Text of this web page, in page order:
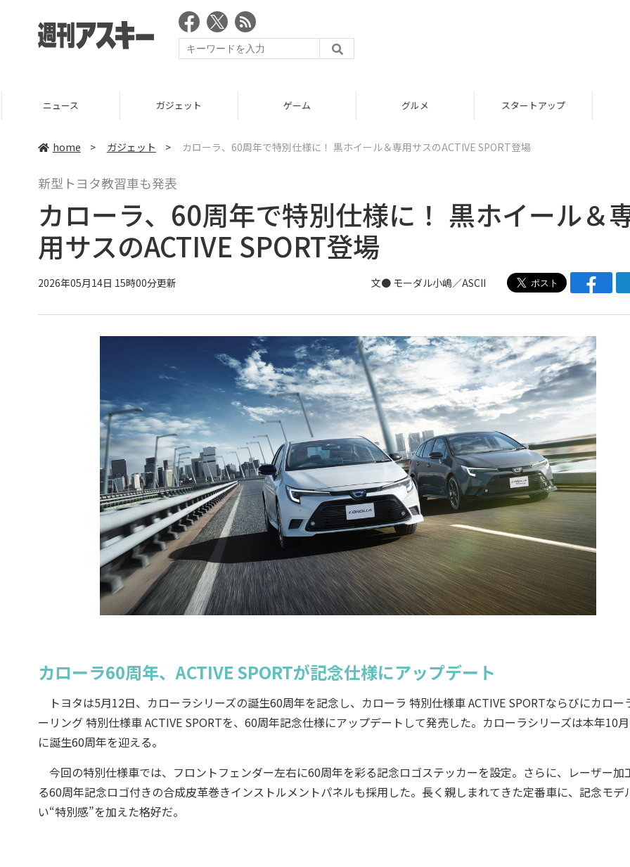
ニュース ガジェット ゲーム グルメ スタートアップ
home > ガジェット > カローラ、60周年で特別仕様に！ 黒ホイール＆専用サスのACTIVE SPORT登場
新型トヨタ教習車も発表
カローラ、60周年で特別仕様に！ 黒ホイール＆
用サスのACTIVE SPORT登場
2026年05月14日 15時00分更新 文● モーダル小嶋／ASCII
カローラ60周年、ACTIVE SPORTが記念仕様にアップデート
トヨタは5月12日、カローラシリーズの誕生60周年を記念し、カローラ 特別仕様車 ACTIVE SPORTならびにカロー
ーリング 特別仕様車 ACTIVE SPORTを、60周年記念仕様にアップデートして発売した。カローラシリーズは本年10
に誕生60周年を迎える。
今回の特別仕様車では、フロントフェンダー左右に60周年を彩る記念ロゴステッカーを設定。さらに、レーザー加
る60周年記念ロゴ付きの合成皮革巻きインストルメントパネルも採用した。長く親しまれてきた定番車に、記念モデ
い“特別感”を加えた格好だ。